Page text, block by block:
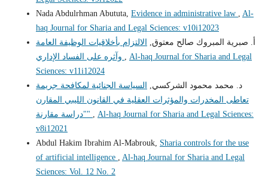
Nada Abdulrhman Abututa, Evidence in administrative law
Al-
haq Journal for Sharia and Legal Sciences: v10i12023
أ‌. صبرية المبروك صالح معتوق, الالتزام بأخلاقيات الوظيفة العامة
Al-haq Journal for Sharia and Legal
Sciences: v11i12024
د. محمد محمود الشركسي, السياسة الجنائية لمكافحة جريمة
تعاطى المخدرات والمؤثرات العقلية في القانون الليبي المقارن
"دراسة مقارنة"
Al-haq Journal for Sharia and Legal Sciences:
v8i12021
Abdul Hakim Ibrahim Al-Mabrouk, Sharia controls for the use
of artificial intelligence
Al-haq Journal for Sharia and Legal
Sciences: Vol. 12 No. 2